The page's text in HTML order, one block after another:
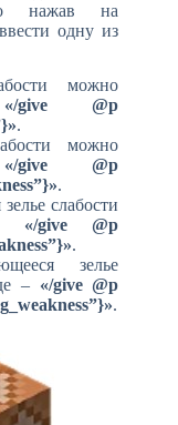
нажав на
одну из
можно
«/give @p
.
можно
«/give @p
.
слабости
«/give @p
.
зелье
– «/give @p
.